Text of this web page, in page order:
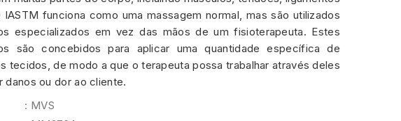
funciona como uma massagem normal, mas são utilizados
especializados em vez das mãos de um fisioterapeuta. Estes
são concebidos para aplicar uma quantidade específica de
tecidos, de modo a que o terapeuta possa trabalhar através deles
danos ou dor ao cliente.
: MVS